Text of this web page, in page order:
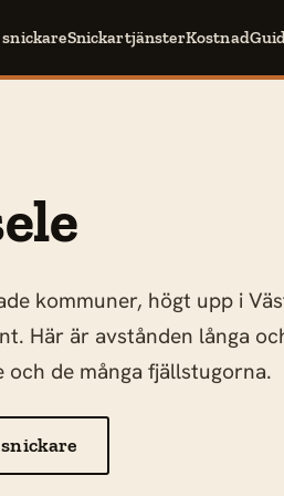
SnickartjänsterKostnad
kommuner, högt upp i
Här är avstånden långa
de många fjällstugorna.